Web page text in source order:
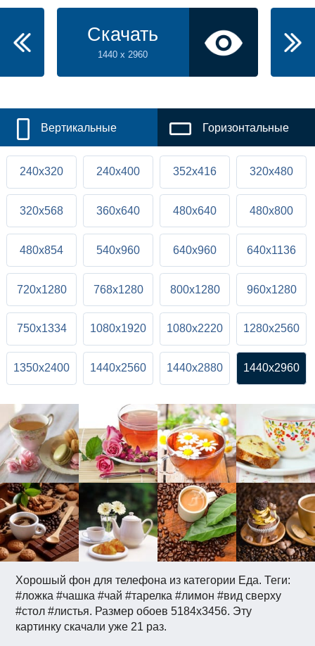
Хорошый фон для телефона из категории Еда. Теги:
#ложка #чашка #чай #тарелка #лимон #вид сверху
#стол #листья. Размер обоев 5184x3456. Эту
картинку скачали уже 21 раз.
Скачать
1440 x 2960
Вертикальные Горизонтальные
240x320 240x400 352x416 320x480
320x568 360x640 480x640 480x800
480x854 540x960 640x960 640x1136
720x1280 768x1280 800x1280 960x1280
750x1334 1080x1920 1080x2220 1280x2560
1350x2400 1440x2560 1440x2880 1440x2960